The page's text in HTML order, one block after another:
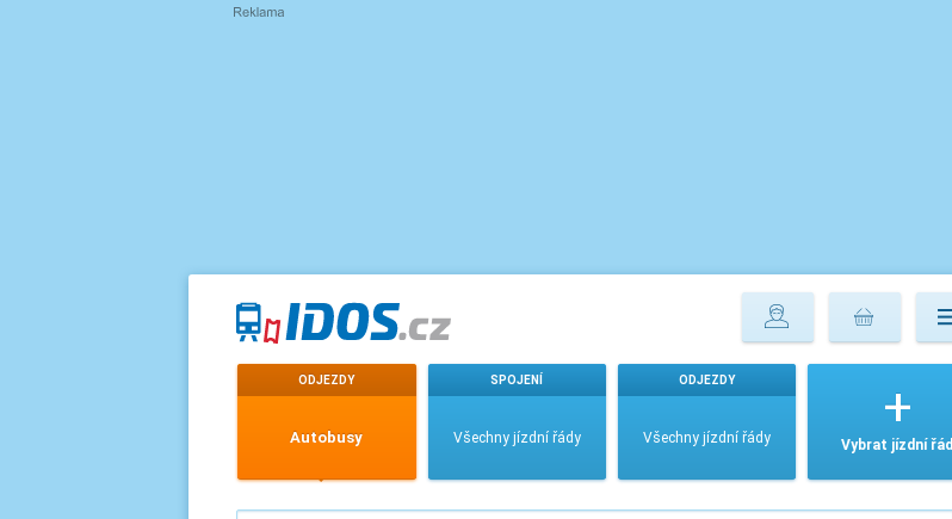
ODJEZDY
Autobusy
SPOJENÍ
Všechny jízdní řády
ODJEZDY
Všechny jízdní řády Vybrat jízdní řád